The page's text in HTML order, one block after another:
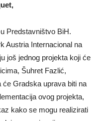
Predstavništvo BiH.
Austria Internacional na
još jednog projekta koji će
Šuhret Fazlić,
će Gradska uprava biti na
ovog projekta,
kako se mogu realizirati